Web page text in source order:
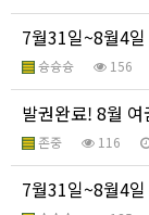
7월31일~8월4
슝슝슝 156
발권완료! 8월
존중 116
7월31일~8월4